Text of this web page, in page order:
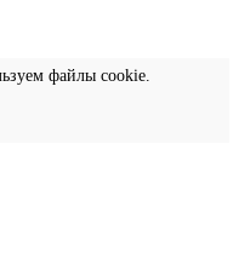
файлы cookie.